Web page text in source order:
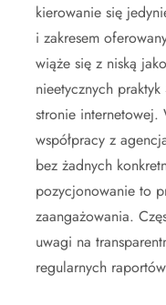
kierowanie się
i zakresem
wiąże się z niską
nieetycznych
stronie internetowej.
współpracy z
bez żadnych
pozycjonowanie to
zaangażowania.
uwagi na
regularnych